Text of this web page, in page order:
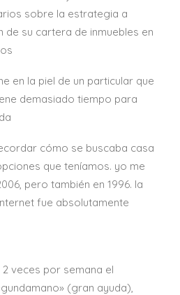
sobre la estrategia a
de su cartera de inmuebles en
en la piel de un particular que
demasiado tiempo para
cómo se buscaba casa
que teníamos. yo me
pero también en 1996. la
fue absolutamente
veces por semana el
(gran ayuda),